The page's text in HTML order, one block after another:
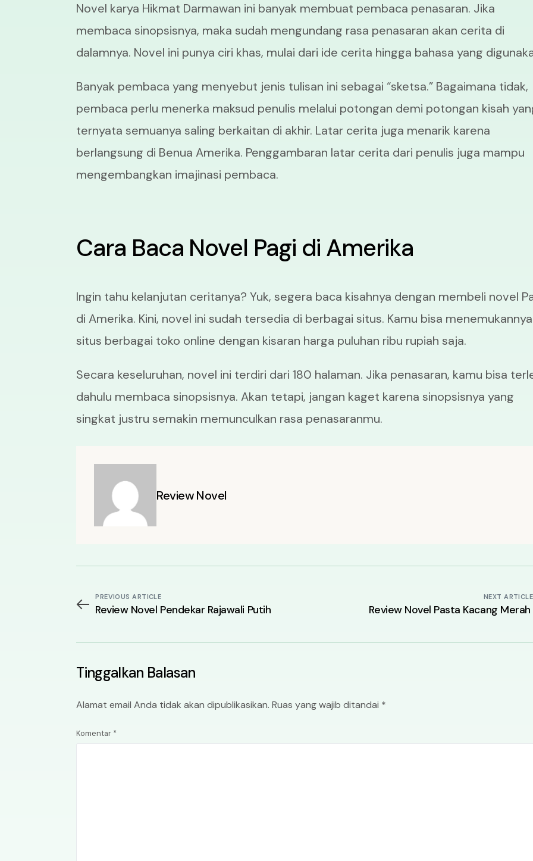
Novel karya Hikmat Darmawan ini banyak membuat pembaca penasaran. Jika
membaca sinopsisnya, maka sudah mengundang rasa penasaran akan cerita di
dalamnya. Novel ini punya ciri khas, mulai dari ide cerita hingga bahasa yang
Banyak pembaca yang menyebut jenis tulisan ini sebagai “sketsa.” Bagaimana tidak,
pembaca perlu menerka maksud penulis melalui potongan demi potongan kisah
ternyata semuanya saling berkaitan di akhir. Latar cerita juga menarik karena
berlangsung di Benua Amerika. Penggambaran latar cerita dari penulis juga mampu
mengembangkan imajinasi pembaca.
Cara Baca Novel Pagi di Amerika
Ingin tahu kelanjutan ceritanya? Yuk, segera baca kisahnya dengan membeli novel
di Amerika. Kini, novel ini sudah tersedia di berbagai situs. Kamu bisa
situs berbagai toko online dengan kisaran harga puluhan ribu rupiah saja.
Secara keseluruhan, novel ini terdiri dari 180 halaman. Jika penasaran, kamu bisa
dahulu membaca sinopsisnya. Akan tetapi, jangan kaget karena sinopsisnya yang
singkat justru semakin memunculkan rasa penasaranmu.
Review Novel
PREVIOUS ARTICLE
Review Novel Pendekar Rajawali Putih
NEXT ARTICLE
Review Novel Pasta Kacang Merah
Tinggalkan Balasan
Alamat email Anda tidak akan dipublikasikan. Ruas yang wajib ditandai *
Komentar *